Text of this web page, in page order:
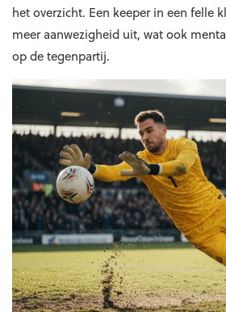
het overzicht. Een keeper in een felle
meer aanwezigheid uit, wat ook
op de tegenpartij.